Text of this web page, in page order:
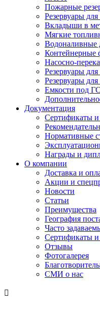
Пожарные
Резервуары
Вкладыши в
Мягкие
Водоналивные
Контейнерные
Насосно-
Резервуары для
Резервуары
Емкости под
Документация
Сертификаты и
Нормативные
Награды и
О компании
Доставка и
Акции и
Новости
Статьи
Преимущества
География
Часто
Сертификаты и
Отзывы
Фотогалерея
СМИ о нас
